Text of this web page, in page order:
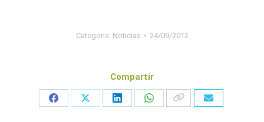
Categoria: Noticias 24/09/2012
Compartir
Share
Share
Share
Share